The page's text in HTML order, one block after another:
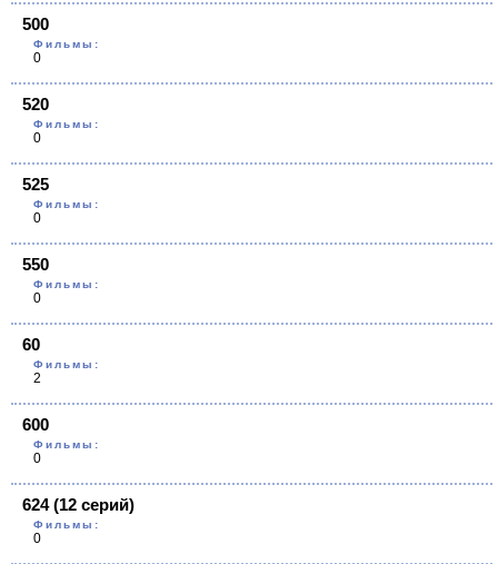
500
Фильмы:
0
520
Фильмы:
0
525
Фильмы:
0
550
Фильмы:
0
60
Фильмы:
2
600
Фильмы:
0
624 (12 серий)
Фильмы:
0